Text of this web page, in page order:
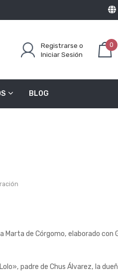
Registrarse o
Iniciar Sesión
0
BLOG
Marta de Córgomo, elaborado con
padre de Chus Álvarez, la